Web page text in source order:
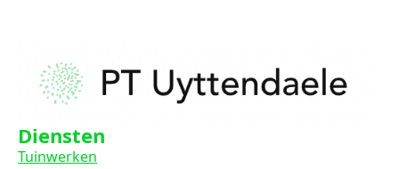
Diensten
Tuinwerken